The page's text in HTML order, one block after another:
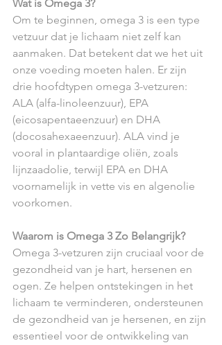
Wat is Omega 3?
Om te beginnen, omega 3 is een type
vetzuur dat je lichaam niet zelf kan
aanmaken. Dat betekent dat we het uit
onze voeding moeten halen. Er zijn
drie hoofdtypen omega 3-vetzuren:
ALA (alfa-linoleenzuur), EPA
(eicosapentaeenzuur) en DHA
(docosahexaeenzuur). ALA vind je
vooral in plantaardige oliën, zoals
lijnzaadolie, terwijl EPA en DHA
voornamelijk in vette vis en algenolie
voorkomen.
Waarom is Omega 3 Zo Belangrijk?
Omega 3-vetzuren zijn cruciaal voor de
gezondheid van je hart, hersenen en
ogen. Ze helpen ontstekingen in het
lichaam te verminderen, ondersteunen
de gezondheid van je hersenen, en zijn
essentieel voor de ontwikkeling van